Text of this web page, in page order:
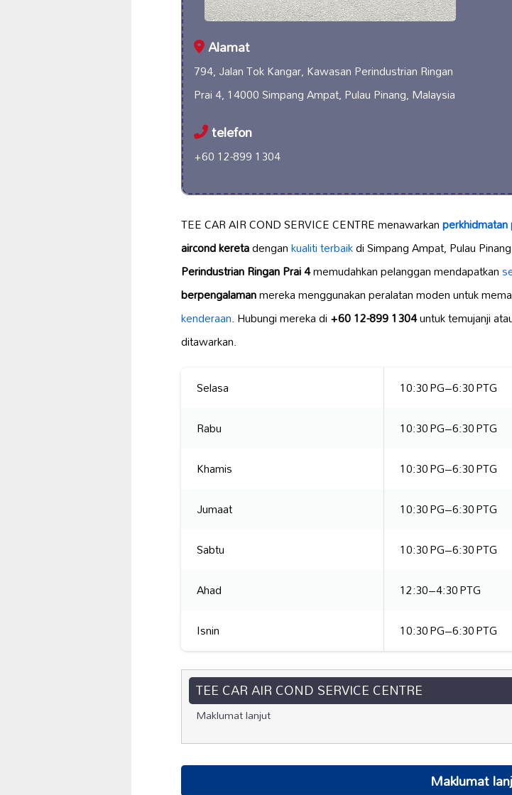
Alamat
794, Jalan Tok Kangar, Kawasan Perindustrian Ringan
Prai 4, 14000 Simpang Ampat, Pulau Pinang, Malaysia
telefon
+60 12-899 1304
TEE CAR AIR COND SERVICE CENTRE menawarkan
aircond keretadengankualiti terbaikdi Simpang Ampat, Pulau
Perindustrian Ringan Prai 4memudahkan pelanggan mendapatkan
berpengalamanmereka menggunakan peralatan moden untuk
kenderaan. Hubungi mereka di+60 12-899 1304untuk temujanji
ditawarkan.
Selasa
10:30 PG–6:30 PTG
Rabu
10:30 PG–6:30 PTG
Khamis
10:30 PG–6:30 PTG
Jumaat
10:30 PG–6:30 PTG
Sabtu
10:30 PG–6:30 PTG
Ahad
12:30–4:30 PTG
Isnin
10:30 PG–6:30 PTG
TEE CAR AIR COND SERVICE CENTRE
Maklumat lanjut
Maklumat